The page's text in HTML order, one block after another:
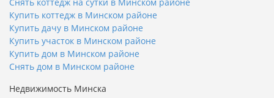
Купить коттедж в Минском районе
Купить дачу в Минском районе
Купить участок в Минском районе
Купить дом в Минском районе
Снять дом в Минском районе
Недвижимость Минска